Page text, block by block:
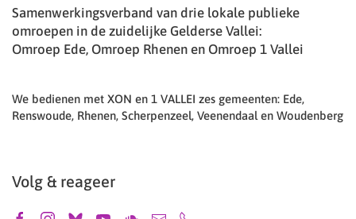
Samenwerkingsverband van drie lokale publieke
omroepen in de zuidelijke Gelderse Vallei:
Omroep Ede, Omroep Rhenen en Omroep 1 Vallei
We bedienen met XON en 1 VALLEI zes gemeenten: Ede,
Renswoude, Rhenen, Scherpenzeel, Veenendaal en Woudenberg
Volg & reageer